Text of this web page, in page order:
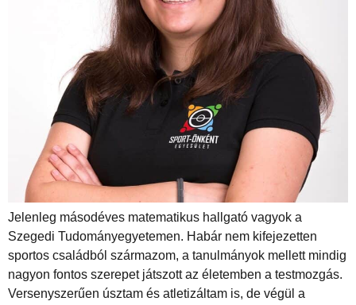
Jelenleg másodéves matematikus hallgató vagyok a
Szegedi Tudományegyetemen. Habár nem kifejezetten
sportos családból származom, a tanulmányok mellett mindig
nagyon fontos szerepet játszott az életemben a testmozgás.
Versenyszerűen úsztam és atletizáltam is, de végül a